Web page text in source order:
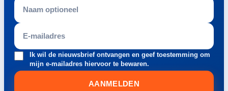
Ik wil de nieuwsbrief ontvangen en geef toestemming om
mijn e-mailadres hiervoor te bewaren.
AANMELDEN